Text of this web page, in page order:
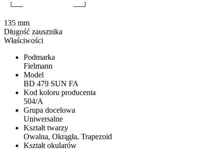
Właściwości
Podmarka
Fielmann
Model
BD 479 SUN FA
Kod koloru producenta
504/A
Grupa docelowa
Uniwersalne
Kształt twarzy
Owalna, Okrągła, Trapezoid
Kształt okularów
135 mm
Długość zausznika